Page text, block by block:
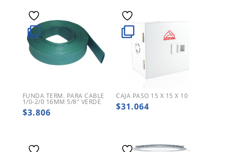
FUNDA TERM. PARA CABLE
1/0-2/0 16MM 5/8″ VERDE
$3.806
CAJA PASO 15 X 15 X 10
$31.064